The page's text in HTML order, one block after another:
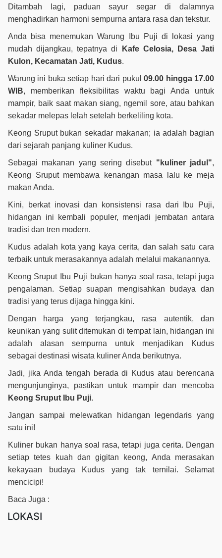
Ditambah lagi, paduan sayur segar di dalamnya
menghadirkan harmoni sempurna antara rasa dan tekstur.
Anda bisa menemukan Warung Ibu Puji di lokasi yang
mudah dijangkau, tepatnya di
Kafe Celosia, Desa Jati
Kulon, Kecamatan Jati, Kudus.
Warung ini buka setiap hari dari pukul09.00 hingga 17.00
WIB, memberikan fleksibilitas waktu bagi Anda untuk
mampir, baik saat makan siang, ngemil sore, atau bahkan
sekadar melepas lelah setelah berkeliling kota.
Keong Sruput bukan sekadar makanan; ia adalah bagian
dari sejarah panjang kuliner Kudus.
Sebagai makanan yang sering disebut "kuliner jadul",
Keong Sruput membawa kenangan masa lalu ke meja
makan Anda.
Kini, berkat inovasi dan konsistensi rasa dari Ibu Puji,
hidangan ini kembali populer, menjadi jembatan antara
tradisi dan tren modern.
Kudus adalah kota yang kaya cerita, dan salah satu cara
terbaik untuk merasakannya adalah melalui makanannya.
Keong Sruput Ibu Puji bukan hanya soal rasa, tetapi juga
pengalaman. Setiap suapan mengisahkan budaya dan
tradisi yang terus dijaga hingga kini.
Dengan harga yang terjangkau, rasa autentik, dan
keunikan yang sulit ditemukan di tempat lain, hidangan ini
adalah alasan sempurna untuk menjadikan Kudus
sebagai destinasi wisata kuliner Anda berikutnya.
Jadi, jika Anda tengah berada di Kudus atau berencana
mengunjunginya, pastikan untuk mampir dan mencoba
Keong Sruput Ibu Puji.
Jangan sampai melewatkan hidangan legendaris yang
satu ini!
Kuliner bukan hanya soal rasa, tetapi juga cerita. Dengan
setiap tetes kuah dan gigitan keong, Anda merasakan
kekayaan budaya Kudus yang tak ternilai. Selamat
mencicipi!
Baca Juga :
LOKASI